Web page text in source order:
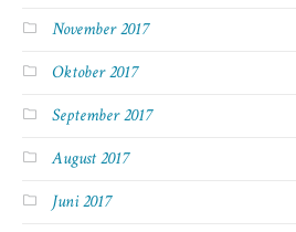
November 2017
Oktober 2017
September 2017
August 2017
Juni 2017